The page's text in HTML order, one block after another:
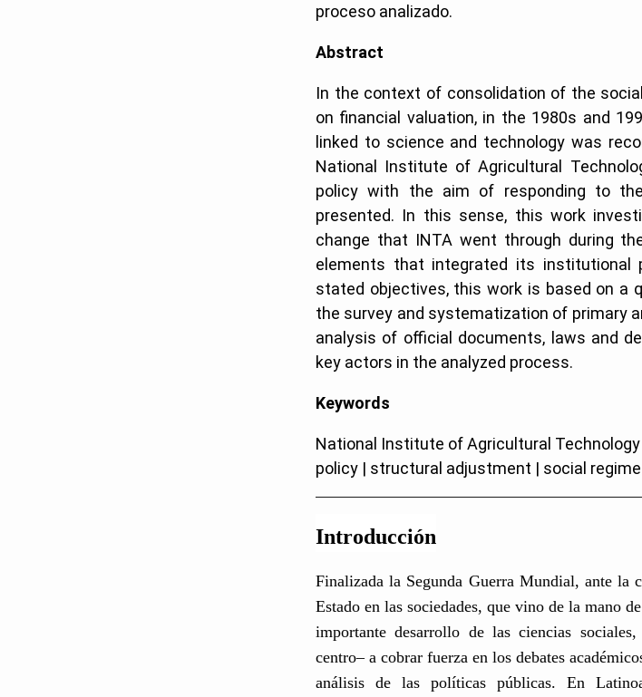
proceso analizado.
Abstract
In the context of consolidation of the
on financial valuation, in the 1980s and
linked to science and technology was
National Institute of Agricultural
policy with the aim of responding to
presented. In this sense, this work
change that INTA went through during
elements that integrated its institutional
stated objectives, this work is based on a
the survey and systematization of primary
analysis of official documents, laws and
key actors in the analyzed process.
Keywords
National Institute of Agricultural
policy | structural adjustment | social
Introducción
Finalizada la Segunda Guerra Mundial, ante la
Estado en las sociedades, que vino de la mano
importante desarrollo de las ciencias
centro– a cobrar fuerza en los debates
análisis de las políticas públicas. En